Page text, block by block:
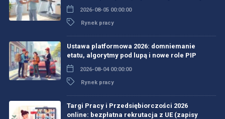
2026-08-05 00:00:00
Rynek pracy
Ustawa platformowa 2026: domniemanie
etatu, algorytmy pod lupą i nowe role PIP
2026-08-04 00:00:00
Rynek pracy
Targi Pracy i Przedsiębiorczości 2026
online: bezpłatna rekrutacja z UE (zapisy